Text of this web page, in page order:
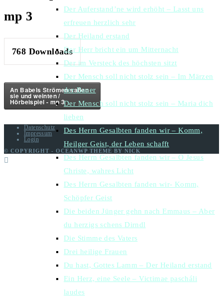
Der Auferstand’ne wird erhöht – Lasst uns
erfreuen herzlich sehr
Der Heiland erstand
Der Herr bricht ein um Mitternacht
Der im Versteck des höchsten sitzt
Der Mensch soll nicht stolz sein – Im Märzen
der Bauer
Der Mensch soll nicht stolz sein – Maria dich
lieben
Des Herrn Gesalbten fanden wir – Komm,
Heilger Geist, der Leben schafft
Des Herrn Gesalbten fanden wir – O Jesus
Christe, wahres Licht
Des Herrn Gesalbten fanden wir- Komm,
Schöpfer Geist
Die beiden Jünger gehn nach Emmaus – Aber
du herzigs schens Dirndl
Die Stimme des Vaters
Drei heilige Frauen
Du hast, Gottes Lamm – Der Heiland erstand
Ein Herz, eine Seele – Victimae pascháli
laudes
mp 3
768 Downloads
An Babels Strömen saßen
sie und weinten /
Hörbeispiel - mp 3
Datenschutz
Impressum
Login
© COPYRIGHT - OCEANWP THEME BY NICK